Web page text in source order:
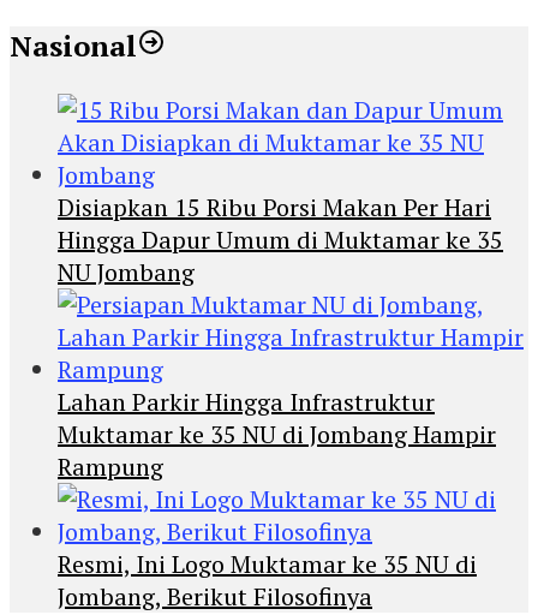
Nasional
Disiapkan 15 Ribu Porsi Makan Per Hari
Hingga Dapur Umum di Muktamar ke 35
NU Jombang
Lahan Parkir Hingga Infrastruktur
Muktamar ke 35 NU di Jombang Hampir
Rampung
Resmi, Ini Logo Muktamar ke 35 NU di
Jombang, Berikut Filosofinya